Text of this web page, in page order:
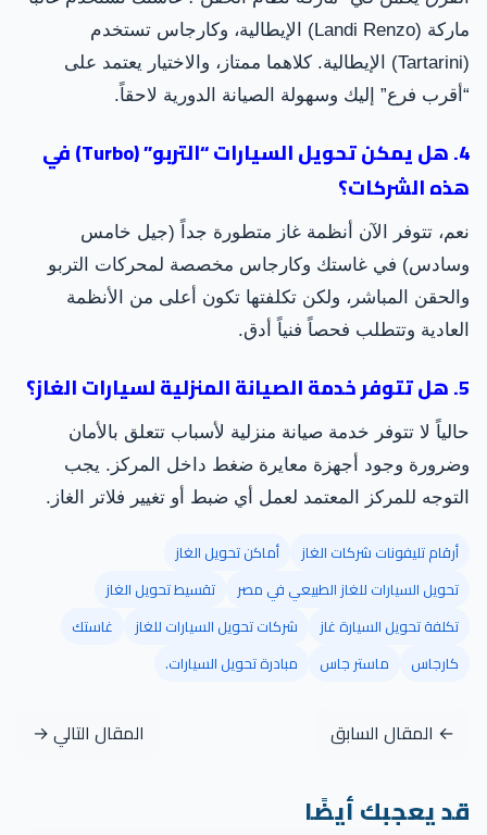
ماركة (Landi Renzo) الإيطالية، وكارجاس تستخدم
(Tartarini) الإيطالية. كلاهما ممتاز، والاختيار يعتمد على
“أقرب فرع” إليك وسهولة الصيانة الدورية لاحقاً.
4. هل يمكن تحويل السيارات “التربو” (Turbo) في
هذه الشركات؟
نعم، تتوفر الآن أنظمة غاز متطورة جداً (جيل خامس
وسادس) في غاستك وكارجاس مخصصة لمحركات التربو
والحقن المباشر، ولكن تكلفتها تكون أعلى من الأنظمة
العادية وتتطلب فحصاً فنياً أدق.
5. هل تتوفر خدمة الصيانة المنزلية لسيارات الغاز؟
حالياً لا تتوفر خدمة صيانة منزلية لأسباب تتعلق بالأمان
وضرورة وجود أجهزة معايرة ضغط داخل المركز. يجب
التوجه للمركز المعتمد لعمل أي ضبط أو تغيير فلاتر الغاز.
أرقام تليفونات شركات الغاز
أماكن تحويل الغاز
تحويل السيارات للغاز الطبيعي في مصر
تقسيط تحويل الغاز
تكلفة تحويل السيارة غاز
شركات تحويل السيارات للغاز
غاستك
كارجاس
ماستر جاس مبادرة تحويل السيارات.
← المقال السابق المقال التالي →
قد يعجبك أيضًا